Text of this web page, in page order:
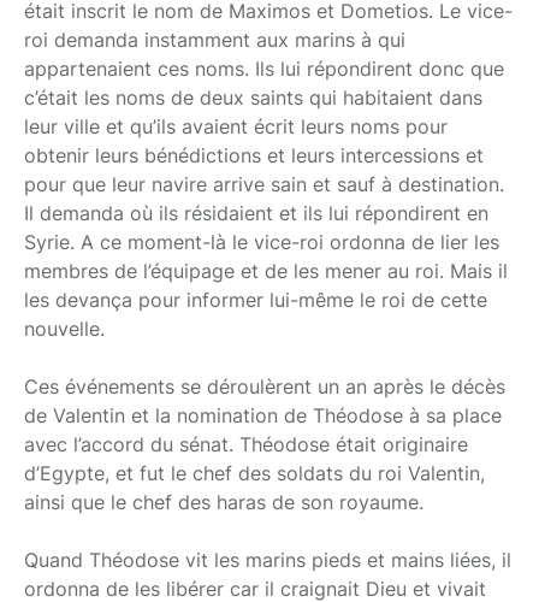
était inscrit le nom de Maximos et Dometios. Le vice-
roi demanda instamment aux marins à qui
appartenaient ces noms. Ils lui répondirent donc que
c’était les noms de deux saints qui habitaient dans
leur ville et qu’ils avaient écrit leurs noms pour
obtenir leurs bénédictions et leurs intercessions et
pour que leur navire arrive sain et sauf à destination.
Il demanda où ils résidaient et ils lui répondirent en
Syrie. A ce moment-là le vice-roi ordonna de lier les
membres de l’équipage et de les mener au roi. Mais il
les devança pour informer lui-même le roi de cette
nouvelle.
Ces événements se déroulèrent un an après le décès
de Valentin et la nomination de Théodose à sa place
avec l’accord du sénat. Théodose était originaire
d’Egypte, et fut le chef des soldats du roi Valentin,
ainsi que le chef des haras de son royaume.
Quand Théodose vit les marins pieds et mains liées, il
ordonna de les libérer car il craignait Dieu et vivait